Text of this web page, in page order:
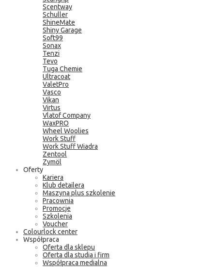
Scentway
Schuller
ShineMate
Shiny Garage
Soft99
Sonax
Tenzi
Tevo
Tuga Chemie
Ultracoat
ValetPro
Vasco
Vikan
Virtus
Vlatof Company
WaxPRO
Wheel Woolies
Work Stuff
Work Stuff Wiadra
Zentool
Zymöl
Oferty
Kariera
Klub detailera
Maszyna plus szkolenie
Pracownia
Promocje
Szkolenia
Voucher
Colourlock center
Współpraca
Oferta dla sklepu
Oferta dla studia i firm
Współpraca medialna